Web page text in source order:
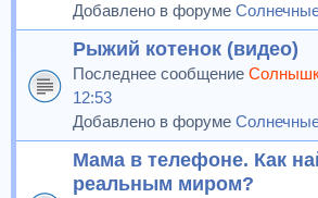
Добавлено в форуме
Рыжий котенок (видео)
Последнее сообщение
12:53
Добавлено в форуме
Мама в телефоне. Как
реальным миром?